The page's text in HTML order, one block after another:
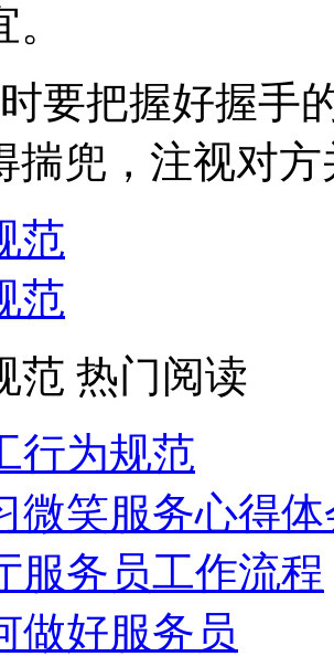
要把握好握手
揣兜，注视对
范
范
范 热门阅读
行为规范
微笑服务心得体
服务员工作流程
做好服务员